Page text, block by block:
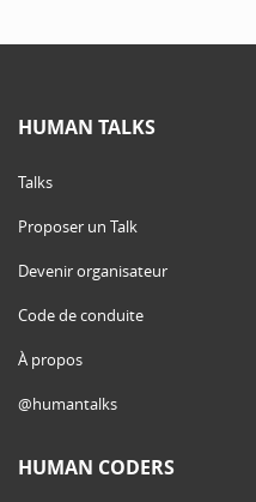
HUMAN TALKS
Talks
Proposer un Talk
Devenir organisateur
Code de conduite
À propos
@humantalks
HUMAN CODERS